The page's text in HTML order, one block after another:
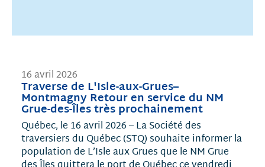
Traverse de L'Isle-aux-Grues–
Montmagny Retour en service du NM
Grue-des-Îles très prochainement
16 avril 2026
Québec, le 16 avril 2026 – La Société des
traversiers du Québec (STQ) souhaite informer la
population de L’Isle aux Grues que le NM Grue